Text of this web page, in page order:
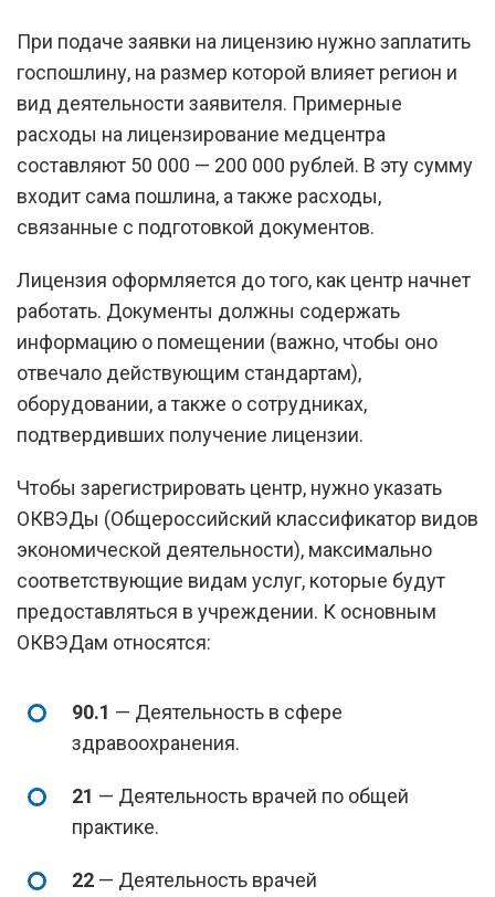
При подаче заявки на лицензию нужно заплатить
госпошлину, на размер которой влияет регион и
вид деятельности заявителя. Примерные
расходы на лицензирование медцентра
составляют 50 000 — 200 000 рублей. В эту сумму
входит сама пошлина, а также расходы,
связанные с подготовкой документов.
Лицензия оформляется до того, как центр начнет
работать. Документы должны содержать
информацию о помещении (важно, чтобы оно
отвечало действующим стандартам),
оборудовании, а также о сотрудниках,
подтвердивших получение лицензии.
Чтобы зарегистрировать центр, нужно указать
ОКВЭДы (Общероссийский классификатор видов
экономической деятельности), максимально
соответствующие видам услуг, которые будут
предоставляться в учреждении. К основным
ОКВЭДам относятся:
90.1 — Деятельность в сфере
здравоохранения.
21 — Деятельность врачей по общей
практике.
22 — Деятельность врачей